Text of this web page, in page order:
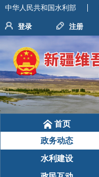
中华人民共和国水利部
登录 注册
首页
政务动态
水利建设